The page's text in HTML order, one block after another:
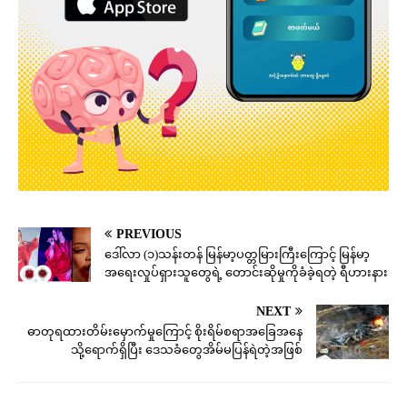
PREVIOUS
ဒေါ်လာ (၁)သန်းတန် မြန်မာ့ပတ္တမြားကြီးကြောင့် မြန်မာ့
အရေးလှုပ်ရှားသူတွေရဲ့ တောင်းဆိုမှုကိုခံခဲ့ရတဲ့ ရီဟားနား
NEXT
ဓာတုရထားတိမ်းမှောက်မှုကြောင့် စိုးရိမ်စရာအခြေအနေ
သို့ရောက်ရှိပြီး ဒေသခံတွေအိမ်မပြန်ရဲတဲ့အဖြစ်